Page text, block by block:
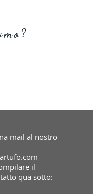
mail al nostro
il
qua sotto: